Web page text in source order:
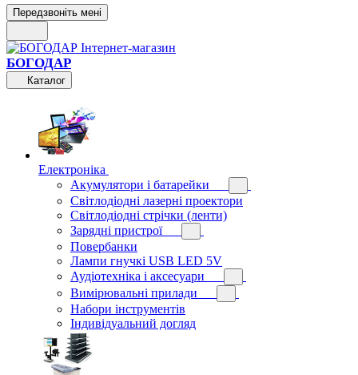
Передзвоніть мені
БОГОДАР
Каталог
Електроніка
Акумулятори і батарейки
Світлодіодні лазерні проектори
Світлодіодні стрічки (ленти)
Зарядні пристрої
Повербанки
Лампи гнучкі USB LED 5V
Аудіотехніка і аксесуари
Вимірювальні прилади
Набори інструментів
Індивідуальний догляд